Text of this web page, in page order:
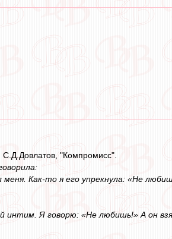
"Компромисс".
меня. Как-то я его упрекнула: «Не
Я говорю: «Не любишь!» А он